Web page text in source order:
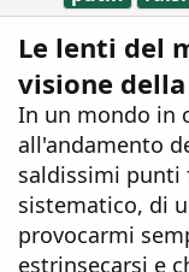
Le lenti del
visione
In un mondo in
all'andamento
saldissimi
sistematico, di
provocarmi
estrinsecarsi e